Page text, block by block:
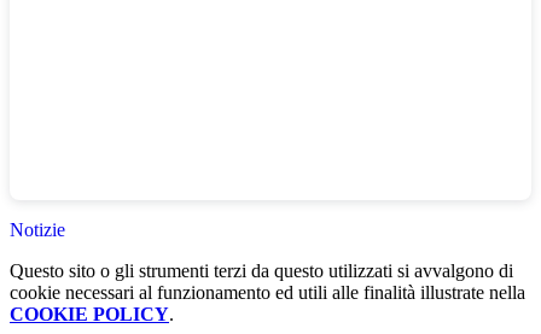
Notizie
Questo sito o gli strumenti terzi da questo utilizzati si avvalgono di
cookie necessari al funzionamento ed utili alle finalità illustrate nella
COOKIE POLICY.